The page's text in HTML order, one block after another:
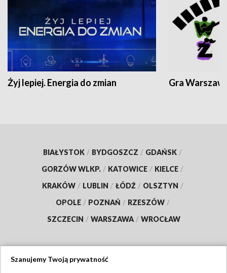
Żyj lepiej. Energia do zmian Gra
BIAŁYSTOK / BYDGOSZCZ / GDAŃSK /
GORZÓW WLKP. / KATOWICE / KIELCE /
KRAKÓW / LUBLIN / ŁÓDŹ / OLSZTYN /
OPOLE / POZNAŃ / RZESZÓW /
SZCZECIN / WARSZAWA / WROCŁAW
Szanujemy Twoją prywatność